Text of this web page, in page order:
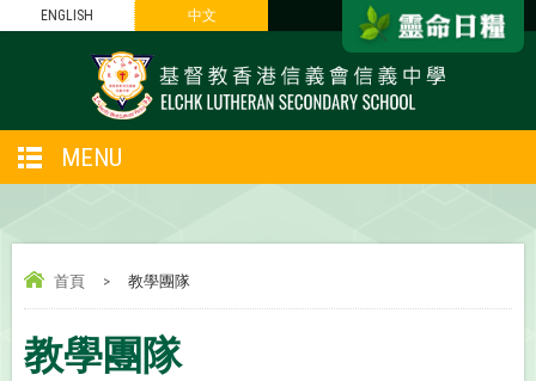
ENGLISH 中文
MENU
首頁 > 教學團隊
教學團隊